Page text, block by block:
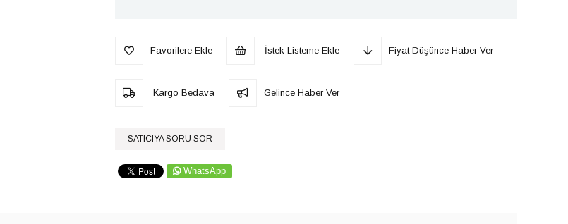
Favorilere Ekle İstek Listeme Ekle Fiyat Düşünce Haber Ver
Kargo Bedava Gelince Haber Ver
SATICIYA SORU SOR
WhatsApp